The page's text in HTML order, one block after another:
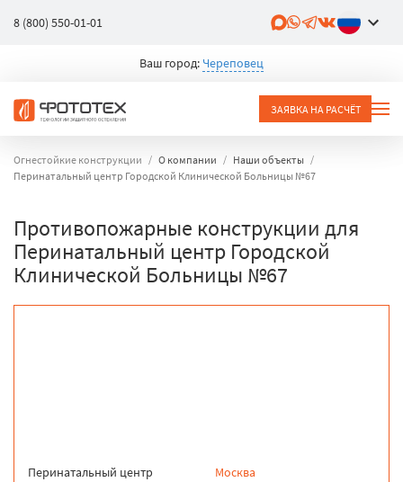
8 (800) 550-01-01
Ваш город: Череповец
ЗАЯВКА НА РАСЧЁТ
Огнестойкие конструкции О компании
Наши объекты
Перинатальный центр Городской Клинической Больницы №67
Противопожарные конструкции для
Перинатальный центр Городской
Клинической Больницы №67
Перинатальный центр
Москва